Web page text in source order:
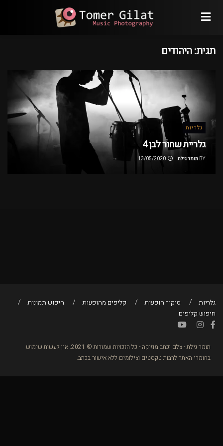
תגית:היהודים
גלריות
גלריית שחור לבן 4
BY תומר גילת
גלריות סיקור הופעות קליפים מהופעות
חיפוש תמונות
חיפוש קליפים
תומר גילת - צלם וכתב מוזיקה - כל הזכויות שמורות © 2021. אין לעשות שימוש
בחומרי האתר לרבות טקסטים וצילומים ללא אישור בכתב.